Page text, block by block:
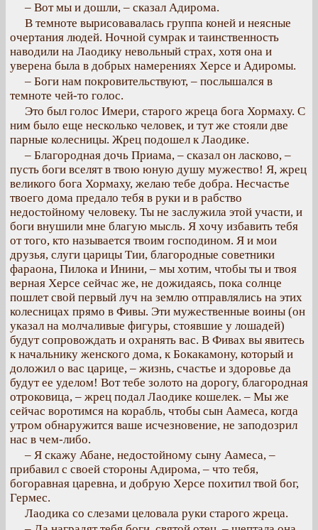
– Вот мы и дошли, – сказал Адирома.
В темноте вырисовавалась группа коней и неясные
очертания людей. Ночной сумрак и таинственность
наводили на Лаодику невольный страх, хотя она и
уверена была в добрых намерениях Херсе и Адиромы.
– Боги нам покровительствуют, – послышался в
темноте чей-то голос.
Это был голос Имери, старого жреца бога Хормаху. С
ним было еще несколько человек, и тут же стояли две
парные колесницы. Жрец подошел к Лаодике.
– Благородная дочь Приама, – сказал он ласково, –
пусть боги вселят в твою юную душу мужество! Я, жрец
великого бога Хормаху, желаю тебе добра. Несчастье
твоего дома предало тебя в руки и в рабство
недостойному человеку. Ты не заслужила этой участи, и
боги внушили мне благую мысль. Я хочу избавить тебя
от того, кто называется твоим господином. Я и мои
друзья, слуги царицы Тии, благородные советники
фараона, Пилока и Инини, – мы хотим, чтобы ты и твоя
верная Херсе сейчас же, не дожидаясь, пока солнце
пошлет свой первый луч на землю отправлялись на этих
колесницах прямо в Фивы. Эти мужественные воины (он
указал на молчаливые фигуры, стоявшие у лошадей)
будут сопровождать и охранять вас. В Фивах вы явитесь
к начальнику женского дома, к Бокакамону, который и
доложил о вас царице, – жизнь, счастье и здоровье да
будут ее уделом! Вот тебе золото на дорогу, благородная
отроковица, – жрец подал Лаодике кошелек. – Мы же
сейчас воротимся на корабль, чтобы сын Аамеса, когда
утром обнаружится ваше исчезновение, не заподозрил
нас в чем-либо.
– Я скажу Абане, недостойному сыну Аамеса, –
прибавил с своей стороны Адирома, – что тебя,
богоравная царевна, и добрую Херсе похитил твой бог,
Гермес.
Лаодика со слезами целовала руки старого жреца.